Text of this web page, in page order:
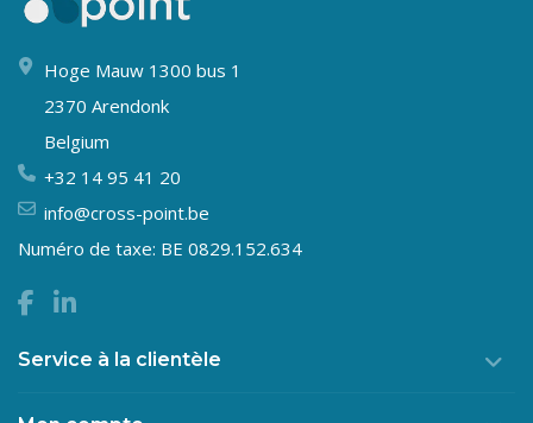
Hoge Mauw 1300 bus 1
2370 Arendonk
Belgium
+32 14 95 41 20
info@cross-point.be
Numéro de taxe: BE 0829.152.634
Service à la clientèle